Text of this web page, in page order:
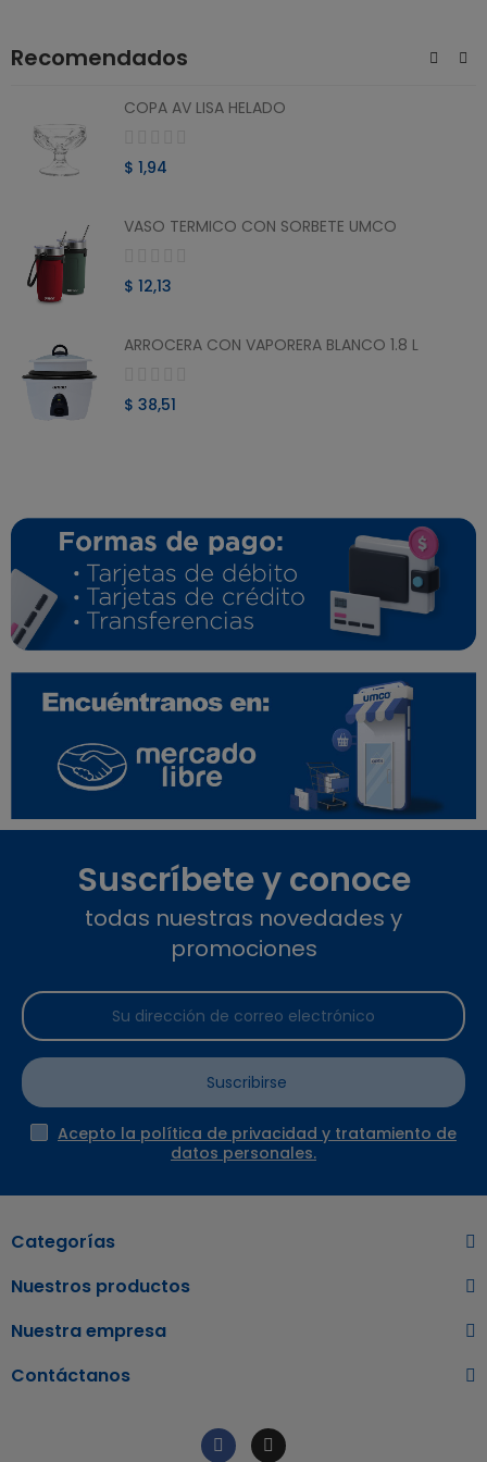
Recomendados
COPA AV LISA HELADO
$ 1,94
VASO TERMICO CON SORBETE UMCO
$ 12,13
ARROCERA CON VAPORERA BLANCO 1.8 L
$ 38,51
Suscríbete y conoce
todas nuestras novedades y
promociones
Suscribirse
Acepto la política de privacidad y tratamiento de
datos personales.
Contáctanos
Nuestra empresa
Nuestros productos
Categorías